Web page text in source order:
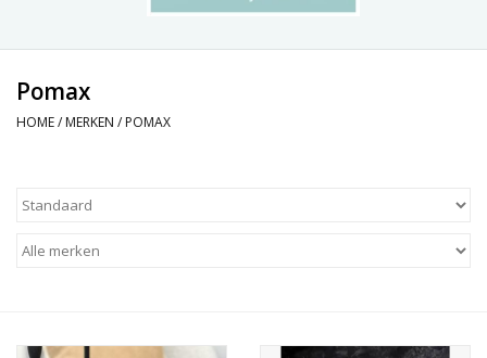
Decoratie
Textiel
Pomax
HOME/ MERKEN / POMAX